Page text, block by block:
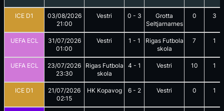
ICE D1
03/08/2026
21:00
Vestri 0 - 3
Grotta
Seltjarnarnes
0 3
UEFA ECL
31/07/2026
01:00
Vestri 1 - 1
Rigas Futbola
skola
7 1
UEFA ECL
23/07/2026
23:30
Rigas Futbola
skola
4 - 1 Vestri 10 1
ICE D1
21/07/2026
02:15
HK Kopavog 6- 2 Vestri 0 1